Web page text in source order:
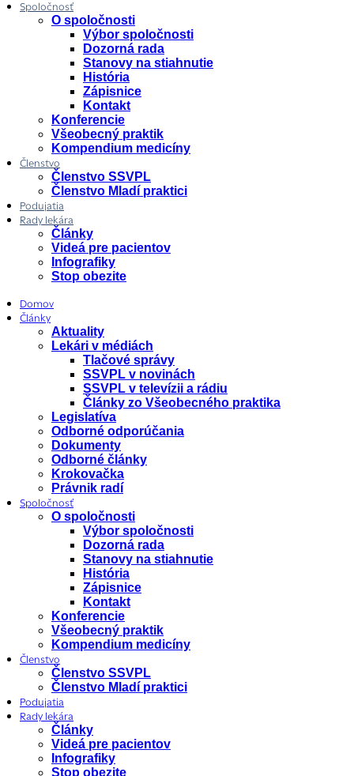
Spoločnosť
O spoločnosti
Výbor spoločnosti
Dozorná rada
Stanovy na stiahnutie
História
Zápisnice
Kontakt
Konferencie
Všeobecný praktik
Kompendium medicíny
Členstvo
Členstvo SSVPL
Členstvo Mladí praktici
Podujatia
Rady lekára
Články
Videá pre pacientov
Infografiky
Stop obezite
Domov
Články
Aktuality
Lekári v médiách
Tlačové správy
SSVPL v novinách
SSVPL v televízii a rádiu
Články zo Všeobecného praktika
Legislatíva
Odborné odporúčania
Dokumenty
Odborné články
Krokovačka
Právnik radí
Spoločnosť
O spoločnosti
Výbor spoločnosti
Dozorná rada
Stanovy na stiahnutie
História
Zápisnice
Kontakt
Konferencie
Všeobecný praktik
Kompendium medicíny
Členstvo
Členstvo SSVPL
Členstvo Mladí praktici
Podujatia
Rady lekára
Články
Videá pre pacientov
Infografiky
Stop obezite